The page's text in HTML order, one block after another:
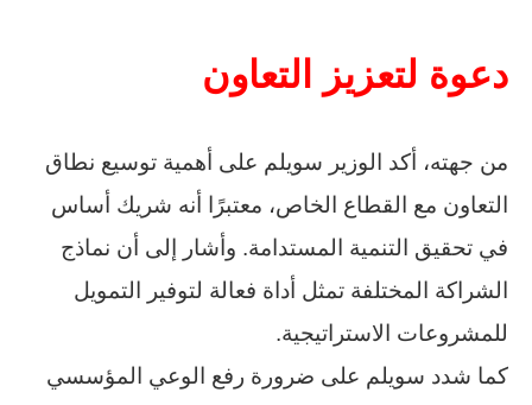
دعوة لتعزيز التعاون
من جهته، أكد الوزير سويلم على أهمية توسيع نطاق
التعاون مع القطاع الخاص، معتبرًا أنه شريك أساس
في تحقيق التنمية المستدامة. وأشار إلى أن نماذج
الشراكة المختلفة تمثل أداة فعالة لتوفير التمويل
للمشروعات الاستراتيجية.
كما شدد سويلم على ضرورة رفع الوعي المؤسسي